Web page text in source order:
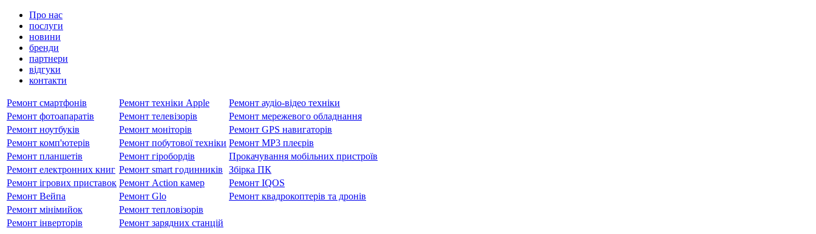
Про нас
послуги
новини
бренди
партнери
вiдгуки
контакти
Ремонт смартфонів Ремонт техніки Apple
Ремонт аудіо-відео техніки
Ремонт фотоапаратів
Ремонт телевізорів
Ремонт мережевого обладнання
Ремонт ноутбуків
Ремонт моніторів
Ремонт GPS навигаторів
Ремонт комп'ютерів
Ремонт побутової техніки Ремонт MP3 плеєрів
Ремонт планшетів
Ремонт гіробордів
Прокачування мобільних пристроїв
Ремонт електронних книг Ремонт smart годинників
Збірка ПК
Ремонт ігрових приставок Ремонт Action камер
Ремонт IQOS
Ремонт Вейпа
Ремонт Glo
Ремонт квадрокоптерів та дронів
Ремонт мiнiмийок
Ремонт тепловізорів
Ремонт інверторів
Ремонт зарядних станцій